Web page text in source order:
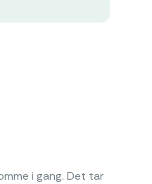
i gang. Det tar